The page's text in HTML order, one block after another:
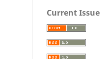
Current Issue